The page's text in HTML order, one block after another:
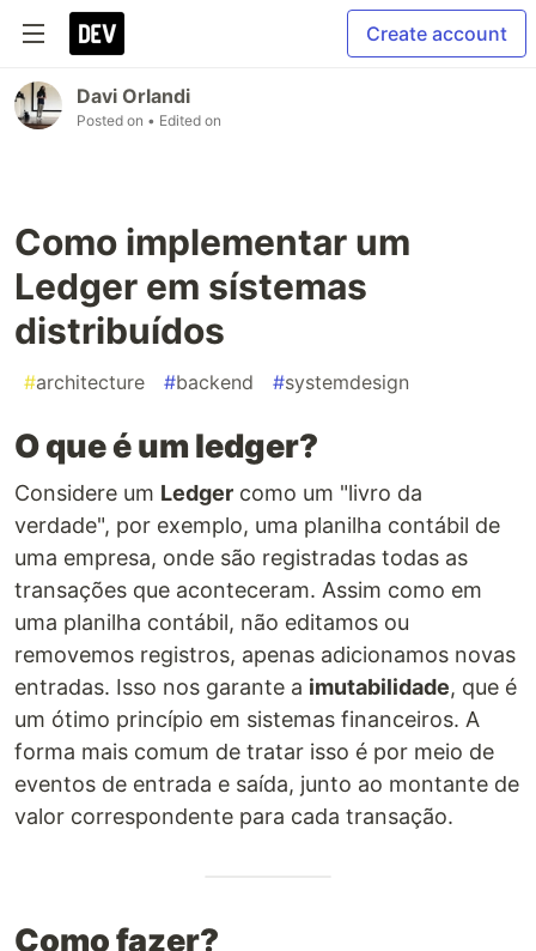
Create account
Davi Orlandi
Posted on • Edited on
Como implementar um
Ledger em sístemas
distribuídos
#architecture #backend #systemdesign
O que é um ledger?
Considere um Ledger como um "livro da
verdade", por exemplo, uma planilha contábil de
uma empresa, onde são registradas todas as
transações que aconteceram. Assim como em
uma planilha contábil, não editamos ou
removemos registros, apenas adicionamos novas
entradas. Isso nos garante a imutabilidade, que é
um ótimo princípio em sistemas financeiros. A
forma mais comum de tratar isso é por meio de
eventos de entrada e saída, junto ao montante de
valor correspondente para cada transação.
Como fazer?